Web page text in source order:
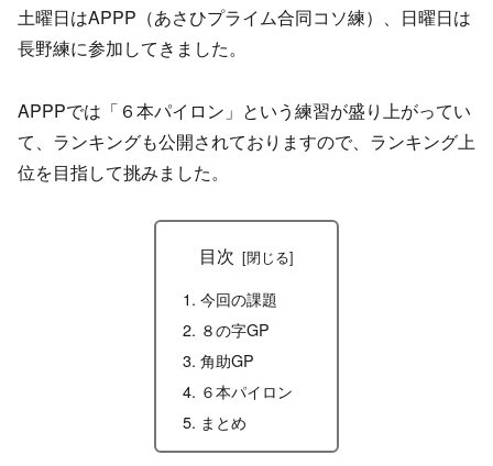
土曜日はAPPP（あさひプライム合同コソ練）、日曜日は
長野練に参加してきました。
APPPでは「６本パイロン」という練習が盛り上がってい
て、ランキングも公開されておりますので、ランキング上
位を目指して挑みました。
目次
今回の課題
８の字GP
角助GP
６本パイロン
まとめ